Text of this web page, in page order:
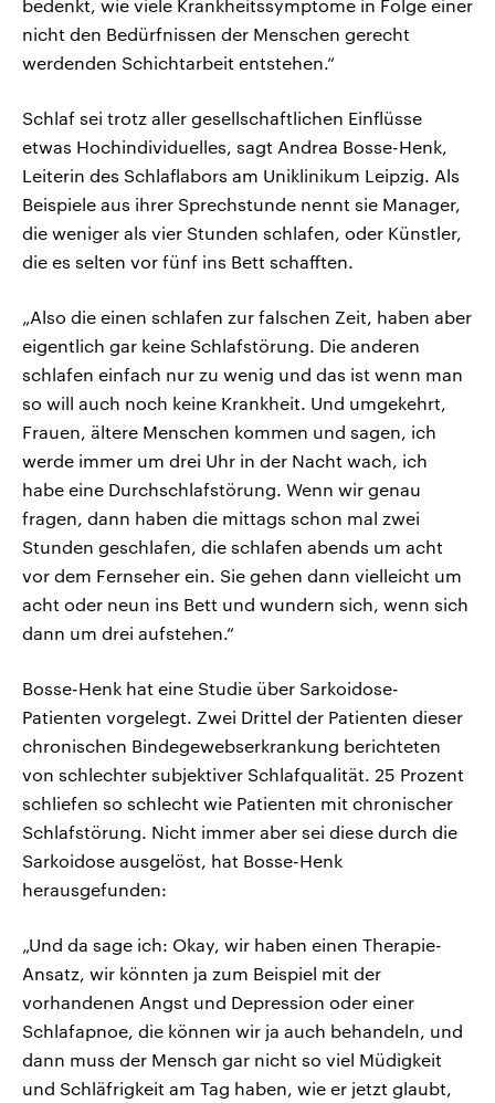
bedenkt, wie viele Krankheitssymptome in Folge einer
nicht den Bedürfnissen der Menschen gerecht
werdenden Schichtarbeit entstehen.“
Schlaf sei trotz aller gesellschaftlichen Einflüsse
etwas Hochindividuelles, sagt Andrea Bosse-Henk,
Leiterin des Schlaflabors am Uniklinikum Leipzig. Als
Beispiele aus ihrer Sprechstunde nennt sie Manager,
die weniger als vier Stunden schlafen, oder Künstler,
die es selten vor fünf ins Bett schafften.
„Also die einen schlafen zur falschen Zeit, haben aber
eigentlich gar keine Schlafstörung. Die anderen
schlafen einfach nur zu wenig und das ist wenn man
so will auch noch keine Krankheit. Und umgekehrt,
Frauen, ältere Menschen kommen und sagen, ich
werde immer um drei Uhr in der Nacht wach, ich
habe eine Durchschlafstörung. Wenn wir genau
fragen, dann haben die mittags schon mal zwei
Stunden geschlafen, die schlafen abends um acht
vor dem Fernseher ein. Sie gehen dann vielleicht um
acht oder neun ins Bett und wundern sich, wenn sich
dann um drei aufstehen.“
Bosse-Henk hat eine Studie über Sarkoidose-
Patienten vorgelegt. Zwei Drittel der Patienten dieser
chronischen Bindegewebserkrankung berichteten
von schlechter subjektiver Schlafqualität. 25 Prozent
schliefen so schlecht wie Patienten mit chronischer
Schlafstörung. Nicht immer aber sei diese durch die
Sarkoidose ausgelöst, hat Bosse-Henk
herausgefunden:
„Und da sage ich: Okay, wir haben einen Therapie-
Ansatz, wir könnten ja zum Beispiel mit der
vorhandenen Angst und Depression oder einer
Schlafapnoe, die können wir ja auch behandeln, und
dann muss der Mensch gar nicht so viel Müdigkeit
und Schläfrigkeit am Tag haben, wie er jetzt glaubt,